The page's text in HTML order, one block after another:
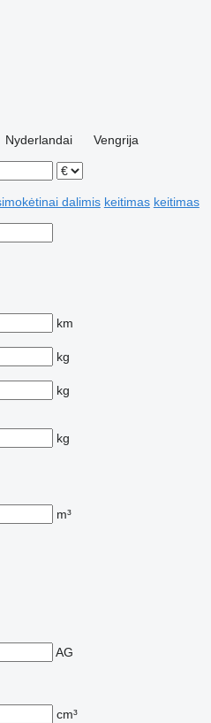
Nyderlandai
Vengrija
dalimis keitimas keitimas
km
kg
kg
kg
m³
AG
cm³